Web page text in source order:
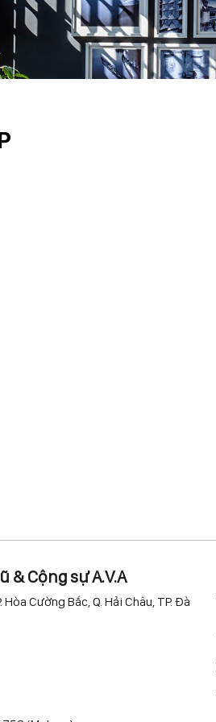
& Cộng sự A.V.A
Cường Bắc, Q. Hải Châu, TP. Đà